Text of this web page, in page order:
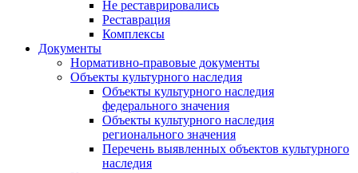
Не реставрировались
Реставрация
Комплексы
Документы
Нормативно-правовые документы
Объекты культурного наследия
Объекты культурного наследия
федерального значения
Объекты культурного наследия
регионального значения
Перечень выявленных объектов культурного
наследия